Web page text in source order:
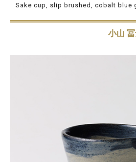
Sake cup, slip brushed, cobalt blue
小山